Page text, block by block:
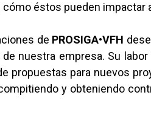
éstos pueden impactar
de PROSIGA•VFH
nuestra empresa. Su
propuestas para nuevos
compitiendo y obteniendo